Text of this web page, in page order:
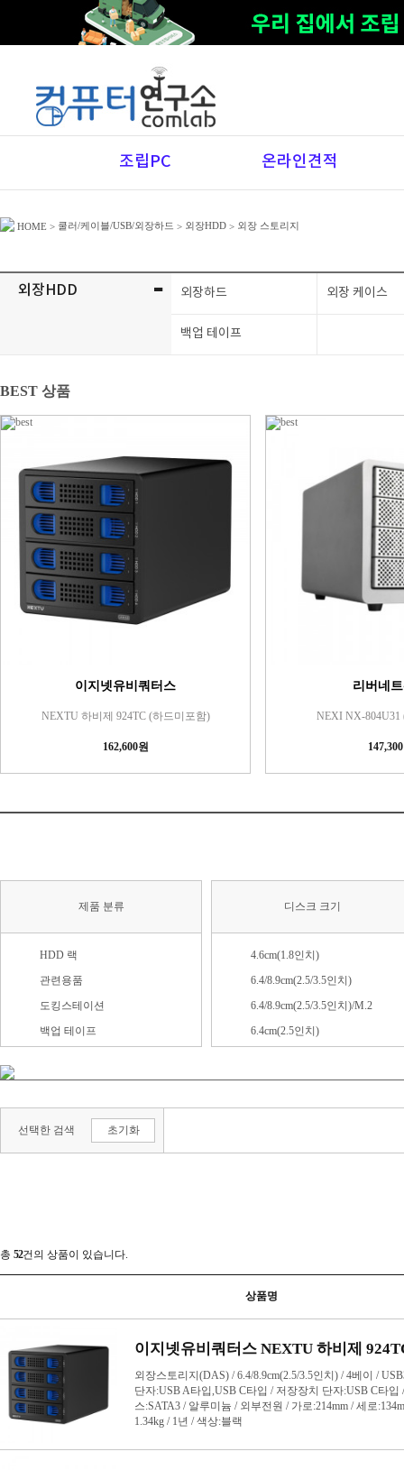
조립PC 온라인견적
HOME > 쿨러/케이블/USB/외장하드 > 외장HDD > 외장 스토리지
외장HDD - 외장하드 외장 케이스
백업 테이프
BEST 상품
이지넷유비쿼터스
NEXTU 하비제 924TC (하드미포함)
162,600원
리버네
NEXI NX-804U31
제품 분류
HDD 랙
관련용품
도킹스테이션
백업 테이프
외장 SSD
외장스토리지(DAS)
외장 케이스
디스크 크기
4.6cm(1.8인치)
6.4/8.9cm(2.5/3.5인치)
6.4/8.9cm(2.5/3.5인치)/M.2
6.4cm(2.5인치)
13.3cm(5.25인치)
M.2 (2230)
M.2 (2280)
선택한 검색 초기화